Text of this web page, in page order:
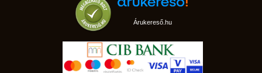
Árukereső.hu